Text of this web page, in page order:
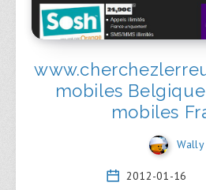
mobiles
mobiles
Wally
2012-01-16